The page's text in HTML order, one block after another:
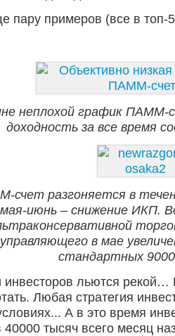
пару примеров (все в топ-
неплохой график ПАММ-
доходность за все время
счет разгоняется в
мая-июнь – снижение ИКП.
управляющего в мае
стандартных
инвесторов льются рекой…
Любая стратегия
А в это время
40000 тысяч всего месяц